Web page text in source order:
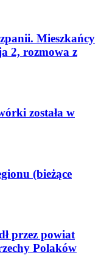
Mieszkańcy
2, rozmowa z
została w
(bieżące
przez powiat
Polaków